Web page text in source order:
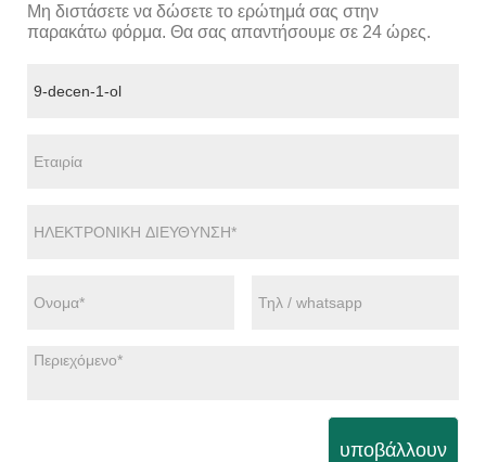
Μη διστάσετε να δώσετε το ερώτημά σας στην
παρακάτω φόρμα. Θα σας απαντήσουμε σε 24 ώρες.
υποβάλλουν